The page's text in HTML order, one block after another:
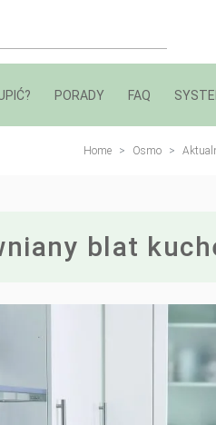
PORADY FAQ
Home Osmo
blat